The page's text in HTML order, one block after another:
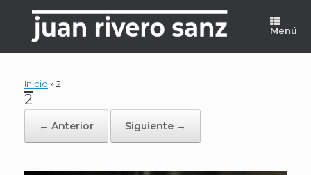
contenido
Menú
Inicio »2
2
← Anterior Siguiente →